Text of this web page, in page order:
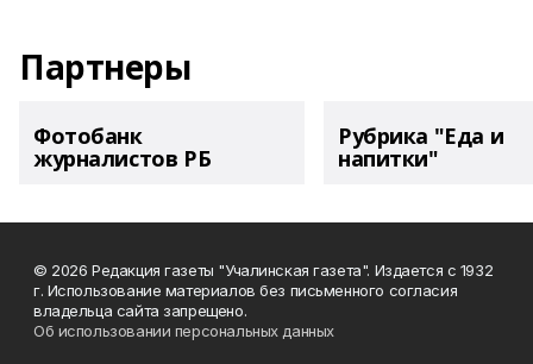
Партнеры
Фотобанк
журналистов РБ
Рубрика "Еда и
напитки"
© 2026 Редакция газеты "Учалинская газета". Издается с 1932
г. Использование материалов без письменного согласия
владельца сайта запрещено.
Об использовании персональных данных